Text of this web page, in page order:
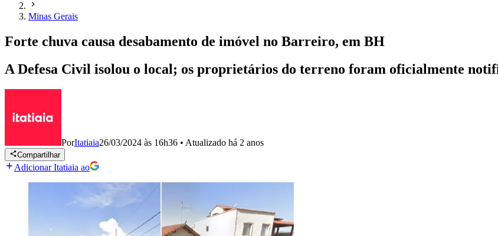
Minas Gerais
Forte chuva causa desabamento de imóvel no Barreiro, em BH
A Defesa Civil isolou o local; os proprietários do terreno foram oficialmente
PorItatiaia26/03/2024 às 16h36 • Atualizado há 2 anos
Compartilhar
Adicionar Itatiaia ao